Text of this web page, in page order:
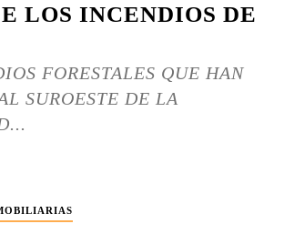
LOS INCENDIOS DE
FORESTALES QUE HAN
SUROESTE DE LA